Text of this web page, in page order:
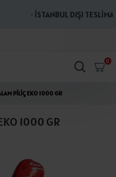
· İSTANBUL DIŞI
0
PİLİÇ EKO 1000 GR
1000 GR